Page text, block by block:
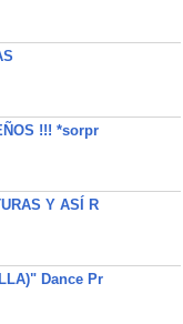
!!! *sorpr
Y ASÍ R
Dance Pr